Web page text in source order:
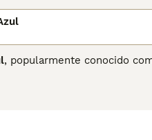
, popularmente conocido
y su expresión serena y
brevemente por
distintas con